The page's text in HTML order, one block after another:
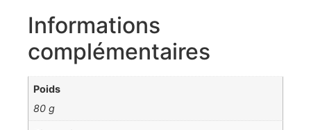
Informations
complémentaires
Poids
80 g